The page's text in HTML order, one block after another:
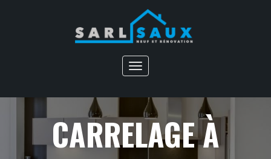
Toggle
navigation
CARRELAGE À